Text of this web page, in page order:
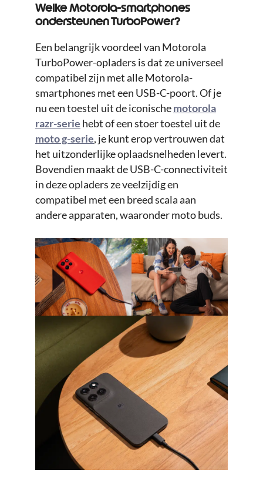
Welke Motorola-smartphones
ondersteunen TurboPower?
Een belangrijk voordeel van Motorola
TurboPower-opladers is dat ze universeel
compatibel zijn met alle Motorola-
smartphones met een USB-C-poort. Of je
nu een toestel uit de iconischemotorola
razr-serie hebt of een stoer toestel uit de
moto g-serie, je kunt erop vertrouwen dat
het uitzonderlijke oplaadsnelheden levert.
Bovendien maakt de USB-C-connectiviteit
in deze opladers ze veelzijdig en
compatibel met een breed scala aan
andere apparaten, waaronder moto buds.